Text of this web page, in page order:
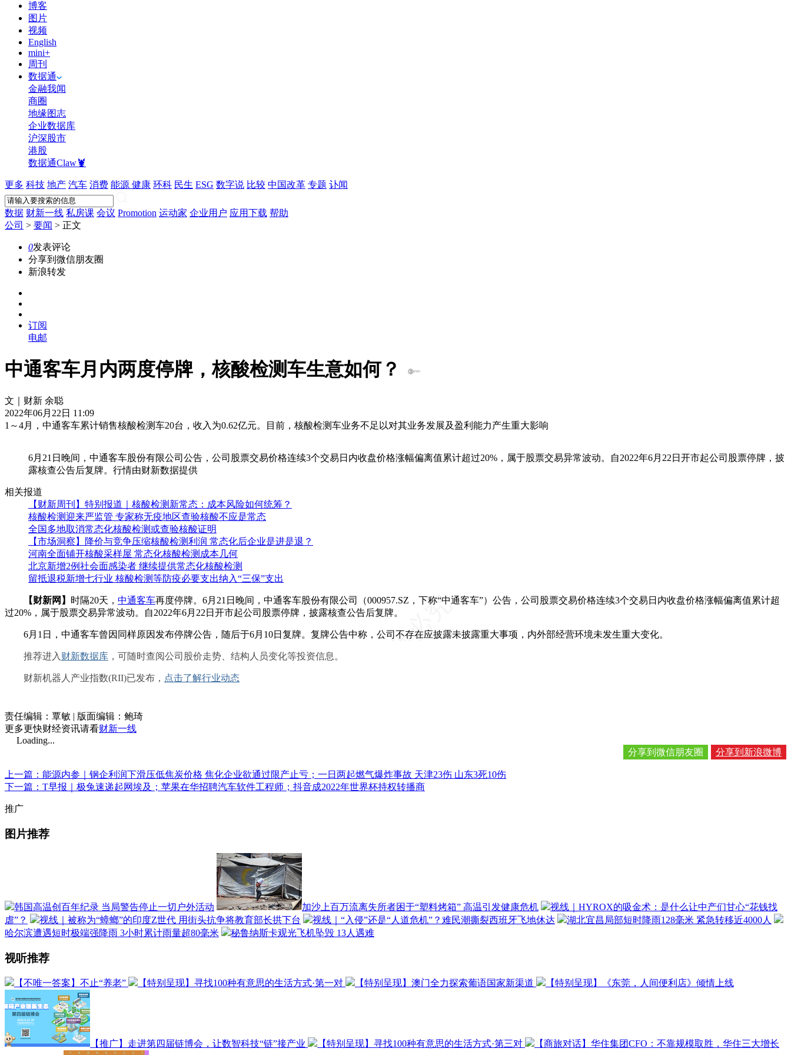
博客
图片
视频
English
mini+
周刊
数据通
金融我闻
商圈
地缘图志
企业数据库
沪深股市
港股
数据通Claw🦞
更多 科技 地产 汽车 消费 能源 健康 环科 民生 ESG 数字说 比较 中国改革 专题 讣闻
数据 财新一线 私房课 会议 Promotion 运动家 企业用户 应用下载 帮助
公司 > 要闻 > 正文
0发表评论
分享到微信朋友圈
新浪转发
订阅
电邮
中通客车月内两度停牌，核酸检测车生意如何？
文｜财新 余聪
2022年06月22日 11:09
1～4月，中通客车累计销售核酸检测车20台，收入为0.62亿元。目前，核酸检测车业务不足以对其业务发展及盈利能力产生重大影响
6月21日晚间，中通客车股份有限公司公告，公司股票交易价格连续3个交易日内收盘价格涨幅偏离值累计超过20%，属于股票交易异常波动。自2022年6月22日开市起公司股票停牌，披
露核查公告后复牌。行情由财新数据提供
相关报道
【财新周刊】特别报道｜核酸检测新常态：成本风险如何统筹？
核酸检测迎来严监管 专家称无疫地区查验核酸不应是常态
全国多地取消常态化核酸检测或查验核酸证明
【市场洞察】降价与竞争压缩核酸检测利润 常态化后企业是进是退？
河南全面铺开核酸采样屋 常态化核酸检测成本几何
北京新增2例社会面感染者 继续提供常态化核酸检测
留抵退税新增七行业 核酸检测等防疫必要支出纳入“三保”支出
【财新网】 时隔20天， 中通客车再度停牌。6月21日晚间，中通客车股份有限公司（000957.SZ，下称“中通客车”）公告，公司股票交易价格连续3个交易日内收盘价格涨幅偏离值累计超
过20%，属于股票交易异常波动。自2022年6月22日开市起公司股票停牌，披露核查公告后复牌。
6月1日，中通客车曾因同样原因发布停牌公告，随后于6月10日复牌。复牌公告中称，公司不存在应披露未披露重大事项，内外部经营环境未发生重大变化。
推荐进入 财新数据库 ，可随时查阅公司股价走势、结构人员变化等投资信息。
财新机器人产业指数(RII)已发布， 点击了解行业动态
责任编辑：覃敏 | 版面编辑：鲍琦
更多更快财经资讯请看财新一线
Loading...
分享到新浪微博
分享到微信朋友圈
上一篇：能源内参｜钢企利润下滑压低焦炭价格 焦化企业欲通过限产止亏；一日两起燃气爆炸事故 天津23伤 山东3死10伤
下一篇：T早报｜极兔速递起网埃及；苹果在华招聘汽车软件工程师；抖音成2022年世界杯持权转播商
推广
图片推荐
韩国高温创百年纪录 当局警告停止一切户外活动 加沙上百万流离失所者困于“塑料烤箱” 高温引发健康危机
视线｜HYROX的吸金术：是什么让中产们甘心“花钱找
虐”？
视线｜被称为“蟑螂”的印度Z世代 用街头抗争将教育部长拱下台 视线｜“入侵”还是“人道危机”？难民潮撕裂西班牙飞地休达
湖北宜昌局部短时降雨128毫米 紧急转移近4000人
哈尔滨遭遇短时极端强降雨 3小时累计雨量超80毫米
秘鲁纳斯卡观光飞机坠毁 13人遇难
视听推荐
【不唯一答案】不止“养老” 【特别呈现】寻找100种有意思的生活方式·第一对 【特别呈现】澳门全力探索葡语国家新渠道 【特别呈现】《东莞，人间便利店》倾情上线
【推广】走进第四届链博会，让数智科技“链”接产业 【特别呈现】寻找100种有意思的生活方式·第三对 【商旅对话】华住集团CFO：不靠规模取胜，华住三大增长